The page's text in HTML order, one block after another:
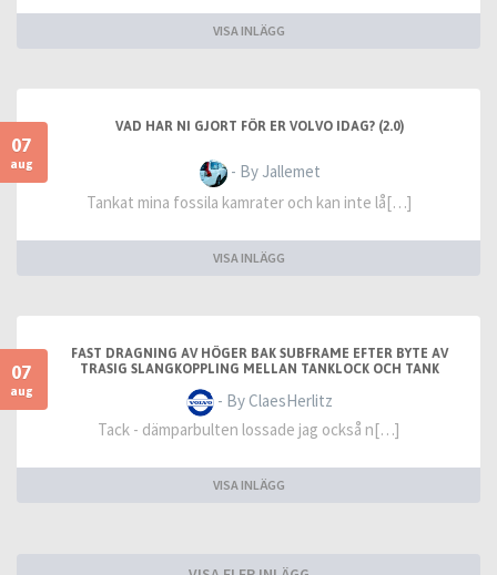
VISA INLÄGG
07
aug
VAD HAR NI GJORT FÖR ER VOLVO IDAG? (2.0)
- By Jallemet
Tankat mina fossila kamrater och kan inte lå[…]
VISA INLÄGG
07
aug
FAST DRAGNING AV HÖGER BAK SUBFRAME EFTER BYTE AV
TRASIG SLANGKOPPLING MELLAN TANKLOCK OCH TANK
- By ClaesHerlitz
Tack - dämparbulten lossade jag också n[…]
VISA INLÄGG